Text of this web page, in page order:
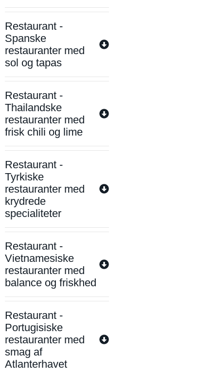
Restaurant -
Spanske
restauranter med
sol og tapas
Restaurant -
Thailandske
restauranter med
frisk chili og lime
Restaurant -
Tyrkiske
restauranter med
krydrede
specialiteter
Restaurant -
Vietnamesiske
restauranter med
balance og friskhed
Restaurant -
Portugisiske
restauranter med
smag af
Atlanterhavet